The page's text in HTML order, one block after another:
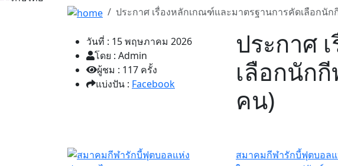
ประกาศ เรื่องหลักเกณฑ์และมาตรฐานการคัดเลือกนั
วันที่ : 15 พฤษภาคม 2026
โดย : Admin
ผู้ชม : 117 ครั้ง
แบ่งปัน : Facebook
ประกาศ
เลือกนัก
คน)
สมาคมกีฬารักบี้ฟุตบอลแ